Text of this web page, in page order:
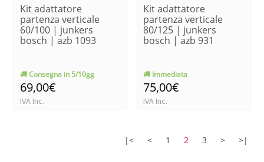
Kit adattatore
partenza verticale
60/100 | junkers
bosch | azb 1093
Consegna in 5/10gg
69,00€
IVA Inc.
Kit adattatore
partenza verticale
80/125 | junkers
bosch | azb 931
Immediata
75,00€
IVA Inc.
|< < 1 2 3 > >|